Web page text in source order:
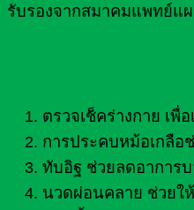
รับรองจากสมาคมแพทย์แ
ตรวจเช็คร่างกาย เพื่
การประคบหม้อเกลือ
ทับอิฐ ช่วยลดอาการ
นวดผ่อนคลาย ช่วยใ